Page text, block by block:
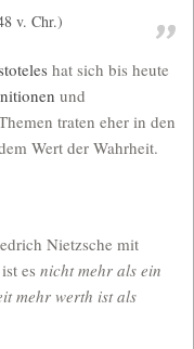
v. Chr.)
hat sich bis heute
und
traten eher in den
Wert der Wahrheit.
Nietzsche mit
es nicht mehr als ein
mehr werth ist als